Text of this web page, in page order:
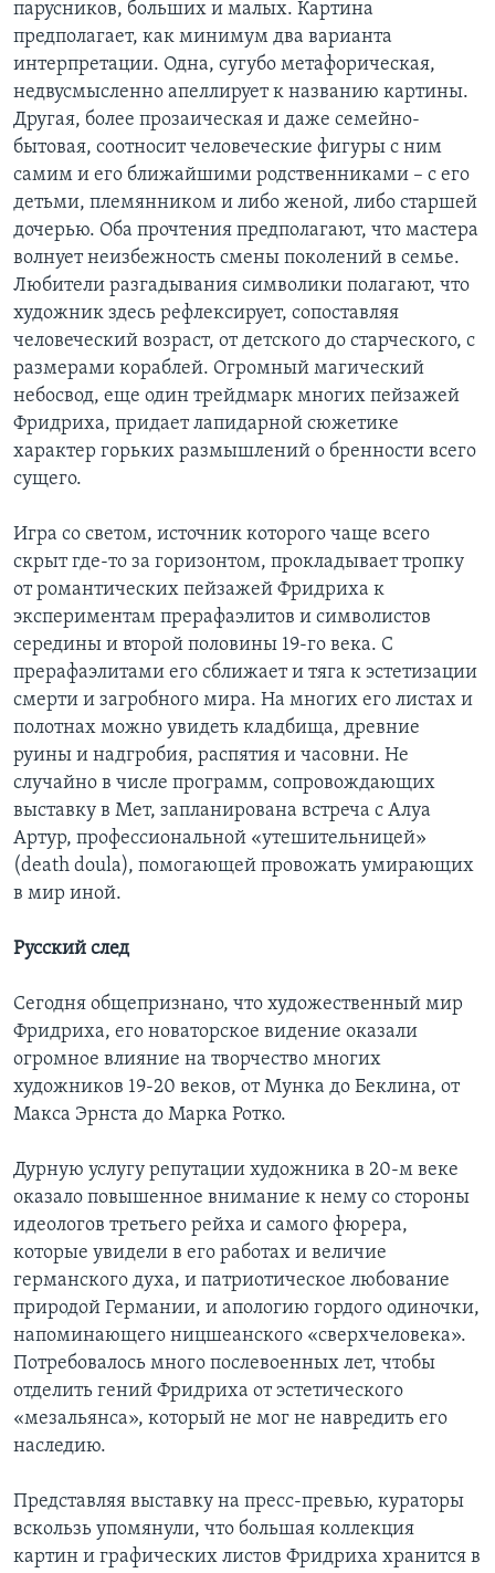
парусников, больших и малых. Картина
предполагает, как минимум два варианта
интерпретации. Одна, сугубо метафорическая,
недвусмысленно апеллирует к названию картины.
Другая, более прозаическая и даже семейно-
бытовая, соотносит человеческие фигуры с ним
самим и его ближайшими родственниками – с его
детьми, племянником и либо женой, либо старшей
дочерью. Оба прочтения предполагают, что мастера
волнует неизбежность смены поколений в семье.
Любители разгадывания символики полагают, что
художник здесь рефлексирует, сопоставляя
человеческий возраст, от детского до старческого, с
размерами кораблей. Огромный магический
небосвод, еще один трейдмарк многих пейзажей
Фридриха, придает лапидарной сюжетике
характер горьких размышлений о бренности всего
сущего.
Игра со светом, источник которого чаще всего
скрыт где-то за горизонтом, прокладывает тропку
от романтических пейзажей Фридриха к
экспериментам прерафаэлитов и символистов
середины и второй половины 19-го века. С
прерафаэлитами его сближает и тяга к эстетизации
смерти и загробного мира. На многих его листах и
полотнах можно увидеть кладбища, древние
руины и надгробия, распятия и часовни. Не
случайно в числе программ, сопровождающих
выставку в Мет, запланирована встреча с Алуа
Артур, профессиональной «утешительницей»
(death doula), помогающей провожать умирающих
в мир иной.
Русский след
Сегодня общепризнано, что художественный мир
Фридриха, его новаторское видение оказали
огромное влияние на творчество многих
художников 19-20 веков, от Мунка до Беклина, от
Макса Эрнста до Марка Ротко.
Дурную услугу репутации художника в 20-м веке
оказало повышенное внимание к нему со стороны
идеологов третьего рейха и самого фюрера,
которые увидели в его работах и величие
германского духа, и патриотическое любование
природой Германии, и апологию гордого одиночки,
напоминающего ницшеанского «сверхчеловека».
Потребовалось много послевоенных лет, чтобы
отделить гений Фридриха от эстетического
«мезальянса», который не мог не навредить его
наследию.
Представляя выставку на пресс-превью, кураторы
вскользь упомянули, что большая коллекция
картин и графических листов Фридриха хранится в